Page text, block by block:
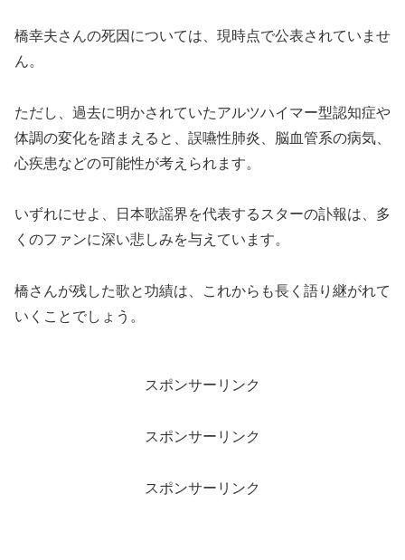
橋幸夫さんの死因については、現時点で公表されていませ
ん。
ただし、過去に明かされていたアルツハイマー型認知症や
体調の変化を踏まえると、誤嚥性肺炎、脳血管系の病気、
心疾患などの可能性が考えられます。
いずれにせよ、日本歌謡界を代表するスターの訃報は、多
くのファンに深い悲しみを与えています。
橋さんが残した歌と功績は、これからも長く語り継がれて
いくことでしょう。
スポンサーリンク
スポンサーリンク
スポンサーリンク